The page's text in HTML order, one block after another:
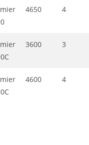
4650 4
3600 3
4600 4